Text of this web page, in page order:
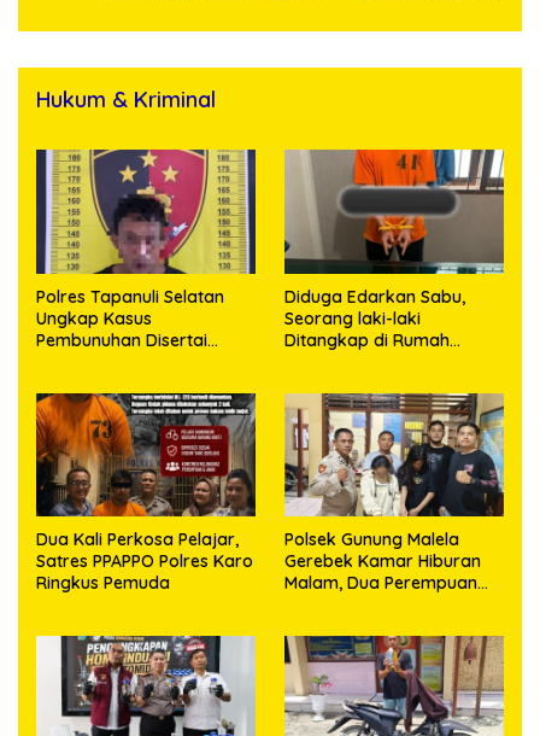
Hukum & Kriminal
Polres Tapanuli Selatan
Ungkap Kasus
Pembunuhan Disertai
Ditangkap
Diduga Edarkan Sabu,
Seorang laki-laki
Ditangkap di Rumah
Puluhan Plastik Klip
Dua Kali Perkosa Pelajar,
Satres PPAPPO Polres Karo
Ringkus Pemuda
Polsek Gunung Malela
Gerebek Kamar Hiburan
Malam, Dua Perempuan